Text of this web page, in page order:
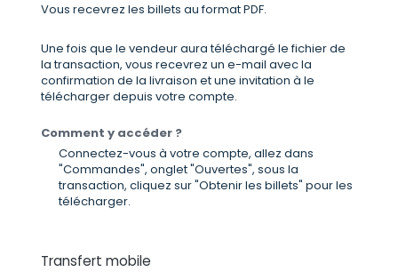
Vous recevrez les billets au format PDF.
Une fois que le vendeur aura téléchargé le fichier de
la transaction, vous recevrez un e-mail avec la
confirmation de la livraison et une invitation à le
télécharger depuis votre compte.
Comment y accéder ?
Connectez-vous à votre compte, allez dans
"Commandes", onglet "Ouvertes", sous la
transaction, cliquez sur "Obtenir les billets" pour les
télécharger.
Transfert mobile